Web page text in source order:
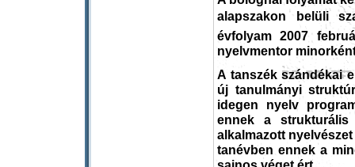
alapszakon belüli
évfolyam 2007
nyelvmentor
A tanszék szándékai
új tanulmányi
idegen nyelv
ennek a
alkalmazott
tanévben ennek a